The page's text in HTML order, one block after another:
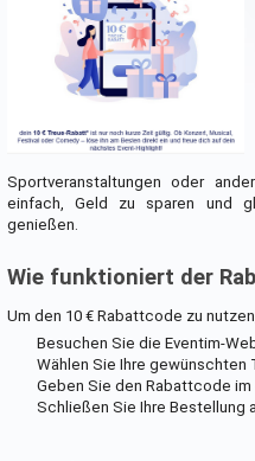
Sportveranstaltungen oder
einfach, Geld zu sparen und
genießen.
Wie funktioniert der
Um den 10 € Rabattcode zu
Besuchen Sie die Eventim-
Wählen Sie Ihre gewünschten
Geben Sie den Rabattcode im
Schließen Sie Ihre Bestellung